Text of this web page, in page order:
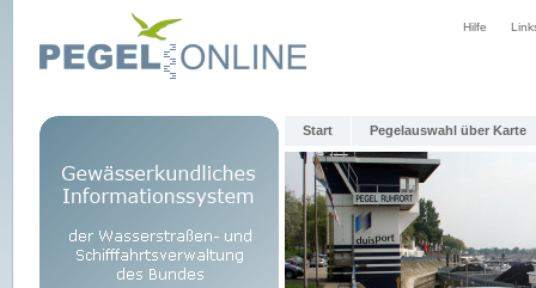
Hilfe
Start Pegelauswahl über Karte